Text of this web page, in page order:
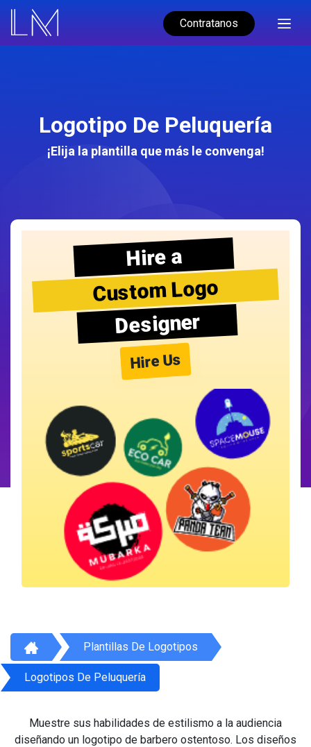
Contratanos
Logotipo De Peluquería
¡Elija la plantilla que más le convenga!
Hire a
Custom Logo
Designer
Hire Us
Plantillas De Logotipos
Logotipos De Peluquería
Muestre sus habilidades de estilismo a la audiencia
diseñando un logotipo de barbero ostentoso. Los diseños